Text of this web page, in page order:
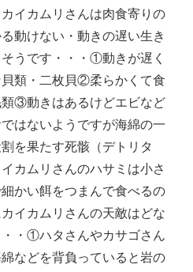
イカムリさんは肉食寄りの
動けない・動きの遅い生き
うです・・・①動きが遅く
類・二枚貝②柔らかくて食
③動きはあるけどエビなど
はないようですが海綿の一
を果たす死骸（デトリタ
カムリさんのハサミは小さ
かい餌をつまんで食べるの
イカムリさんの天敵はどな
・①ハタさんやカサゴさん
などを背負っていると岩の